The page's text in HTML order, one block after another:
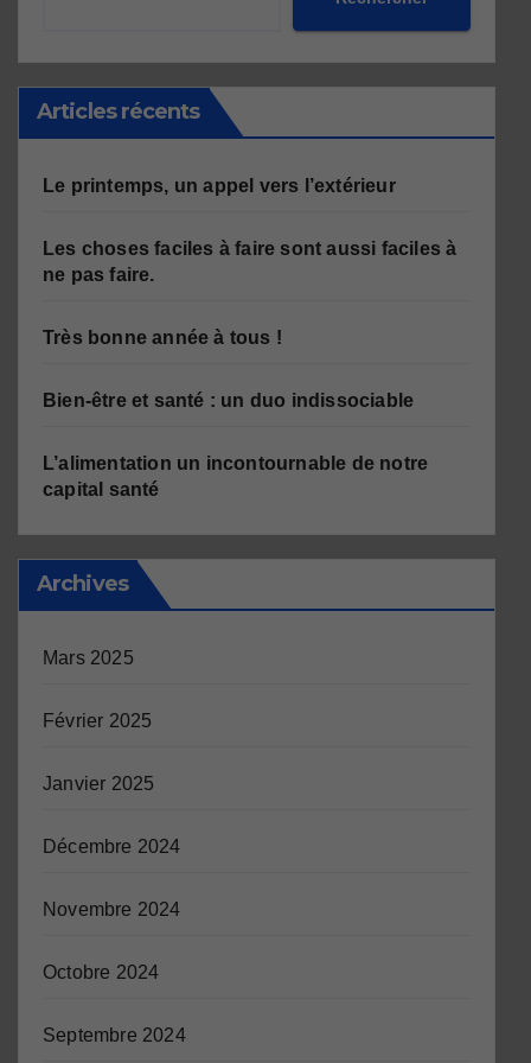
Articles récents
Le printemps, un appel vers l’extérieur
Les choses faciles à faire sont aussi faciles à
ne pas faire.
Très bonne année à tous !
Bien-être et santé : un duo indissociable
L’alimentation un incontournable de notre
capital santé
Archives
Mars 2025
Février 2025
Janvier 2025
Décembre 2024
Novembre 2024
Octobre 2024
Septembre 2024